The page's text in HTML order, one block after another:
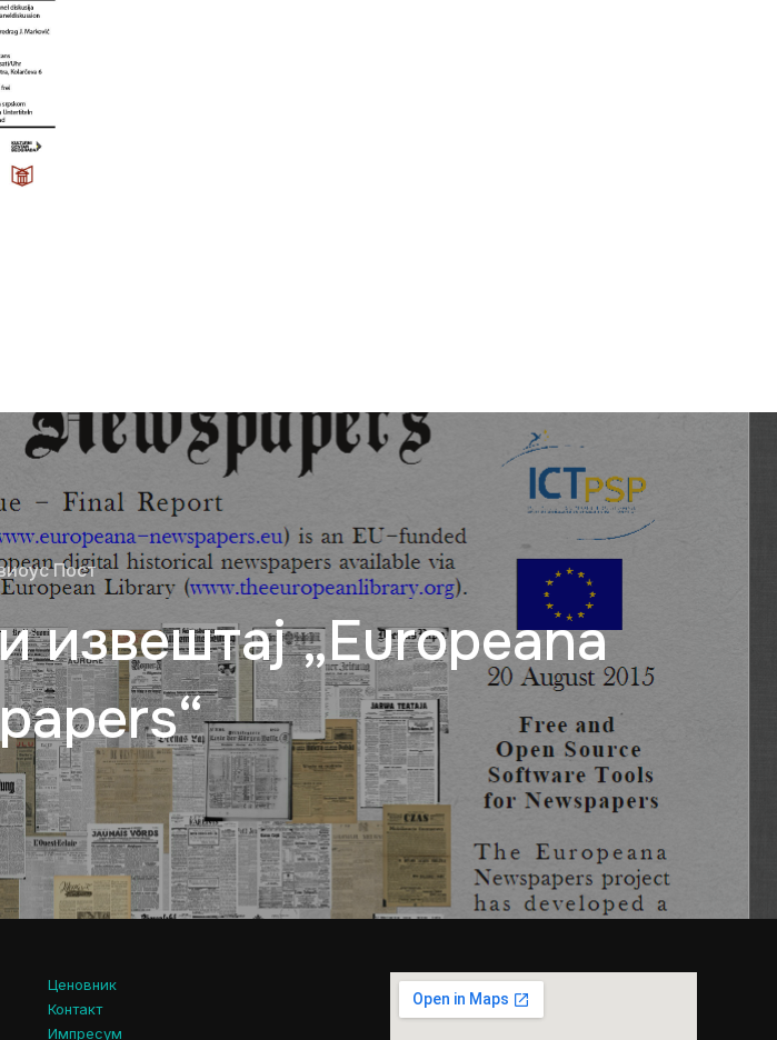
Пост
извештај „Europeana
Ценовник
Контакт
Импресум